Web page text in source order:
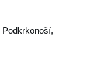
Podkrkonoší,